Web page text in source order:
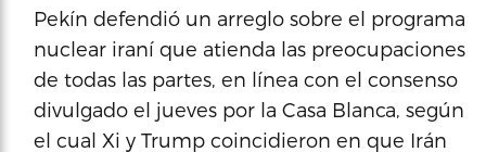
Pekín defendió un arreglo sobre el programa
nuclear iraní que atienda las preocupaciones
de todas las partes, en línea con el consenso
divulgado el jueves por la Casa Blanca, según
el cual Xi y Trump coincidieron en que Irán